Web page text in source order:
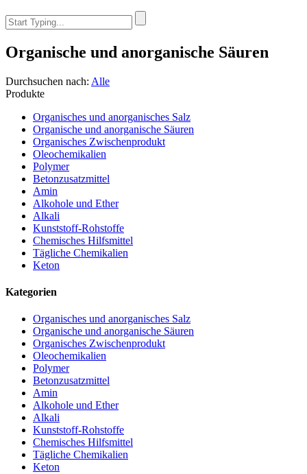
Organische und anorganische Säuren
Durchsuchen nach: Alle
Produkte
Organisches und anorganisches Salz
Organische und anorganische Säuren
Organisches Zwischenprodukt
Oleochemikalien
Polymer
Betonzusatzmittel
Amin
Alkohole und Ether
Alkali
Kunststoff-Rohstoffe
Chemisches Hilfsmittel
Tägliche Chemikalien
Keton
Kategorien
Organisches und anorganisches Salz
Organische und anorganische Säuren
Organisches Zwischenprodukt
Oleochemikalien
Polymer
Betonzusatzmittel
Amin
Alkohole und Ether
Alkali
Kunststoff-Rohstoffe
Chemisches Hilfsmittel
Tägliche Chemikalien
Keton